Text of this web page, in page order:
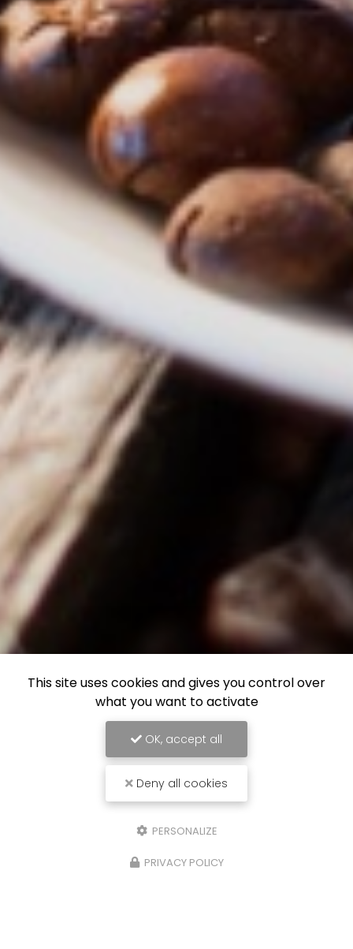
This site uses cookies and gives you control over
what you want to activate
OK, accept all
Deny all cookies
PERSONALIZE
PRIVACY POLICY